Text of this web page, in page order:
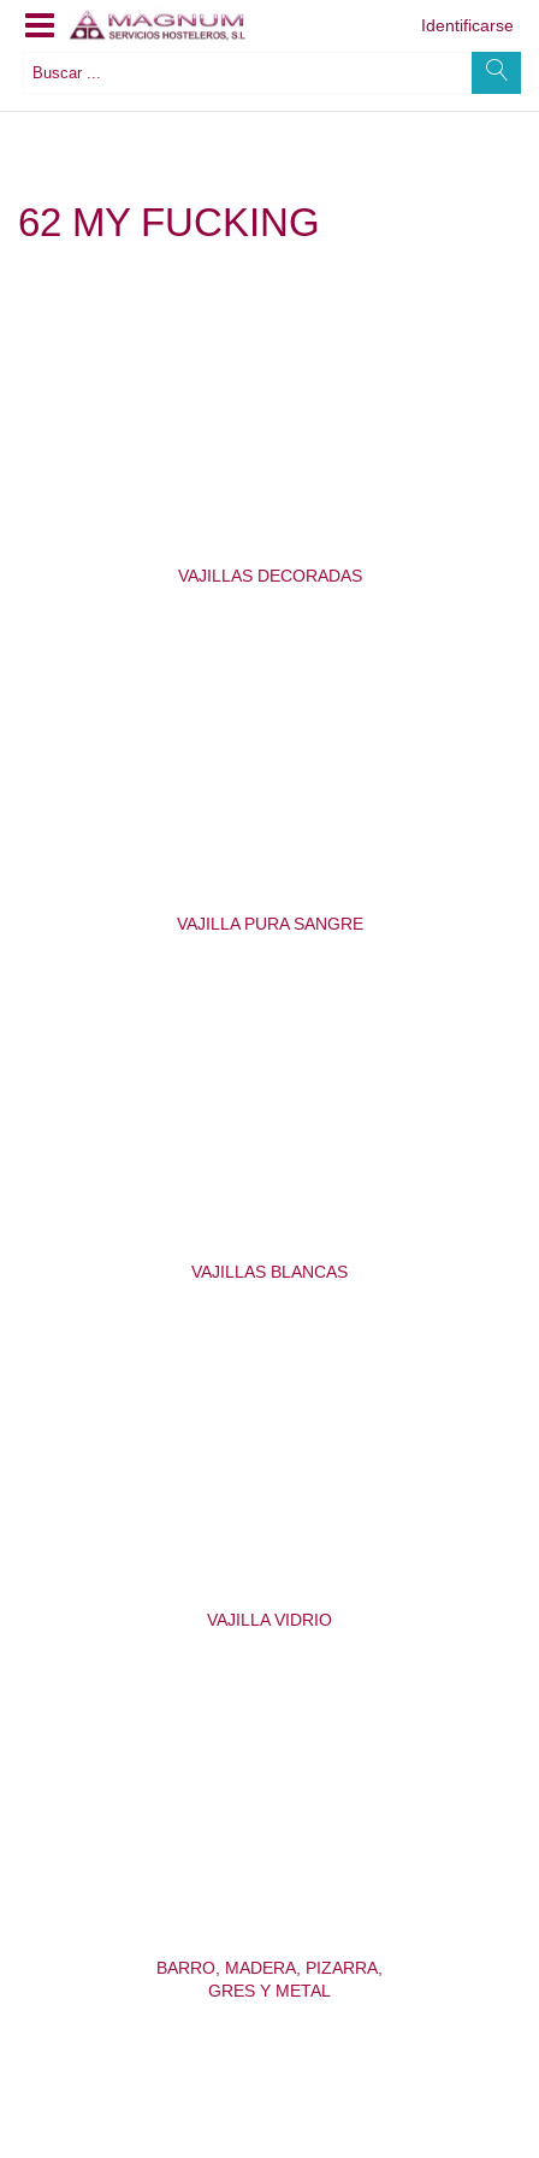
Identificarse
62 MY FUCKING
VAJILLAS DECORADAS
VAJILLA PURA SANGRE
VAJILLAS BLANCAS
VAJILLA VIDRIO
BARRO, MADERA, PIZARRA,
GRES Y METAL